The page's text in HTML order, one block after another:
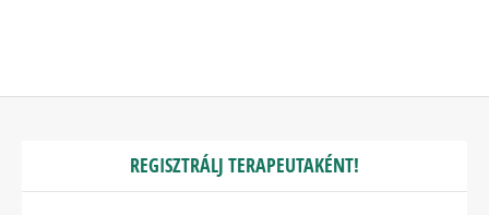
REGISZTRÁLJ TERAPEUTAKÉNT!